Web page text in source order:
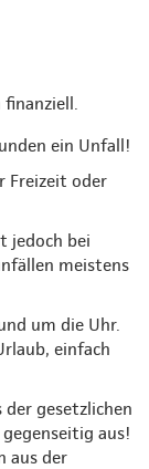
ein Unfall!
Freizeit oder
jedoch bei
meistens
um die Uhr.
einfach
der gesetzlichen
aus!
aus der